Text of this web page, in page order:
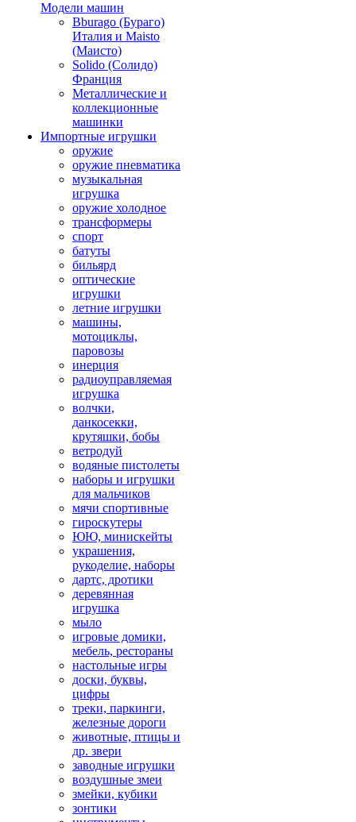
Модели машин
Bburago (Бураго)
Италия и Maisto
(Маисто)
Solido (Солидо)
Франция
Металлические и
коллекционные
машинки
Импортные игрушки
оружие
оружие пневматика
музыкальная
игрушка
оружие холодное
трансформеры
спорт
батуты
бильярд
оптические
игрушки
летние игрушки
машины,
мотоциклы,
паровозы
инерция
радиоуправляемая
игрушка
волчки,
данкосекки,
крутяшки, бобы
ветродуй
водяные пистолеты
наборы и игрушки
для мальчиков
мячи спортивные
гироскутеры
ЮЮ, минискейты
украшения,
рукоделие, наборы
дартс, дротики
деревянная
игрушка
мыло
игровые домики,
мебель, рестораны
настольные игры
доски, буквы,
цифры
треки, паркинги,
железные дороги
животные, птицы и
др. звери
заводные игрушки
воздушные змеи
змейки, кубики
зонтики